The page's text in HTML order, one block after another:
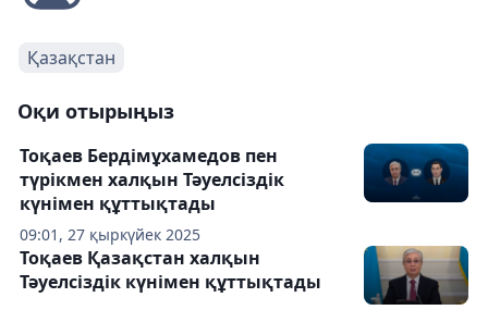
Қазақстан
Оқи отырыңыз
09:01, 27 қыркүйек 2025
Тоқаев Бердімұхамедов пен
түрікмен халқын Тәуелсіздік
күнімен құттықтады
Тоқаев Қазақстан халқын
Тәуелсіздік күнімен құттықтады